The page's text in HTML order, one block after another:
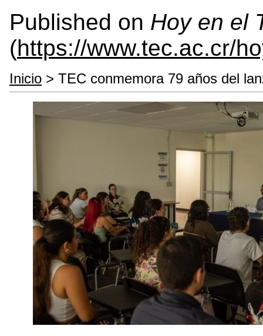
Published on Hoy en el
(https://www.tec.ac.cr/
Inicio > TEC conmemora 79 años del